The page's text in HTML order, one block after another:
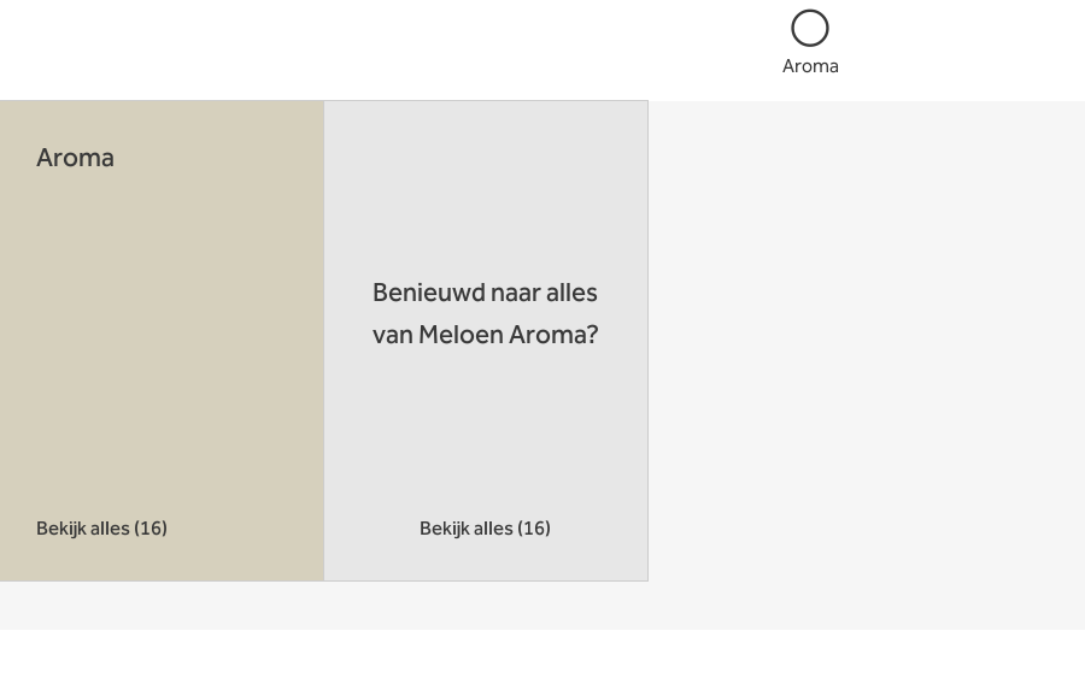
Aroma
Aroma
Bekijk alles (16)
Benieuwd naar alles
van Meloen Aroma?
Bekijk alles (16)